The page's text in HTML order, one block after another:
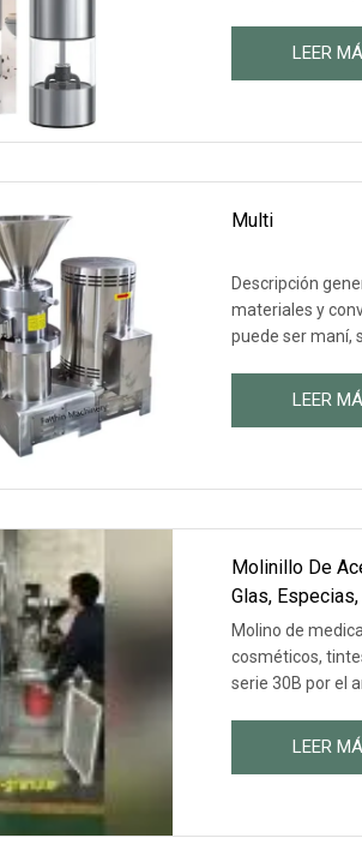
LEER
Multi
Descripción
materiales y
puede ser maní,
LEER
Molinillo De
Glas,
Herbicidas.
Molino de
cosméticos,
serie 30B por el
LEER